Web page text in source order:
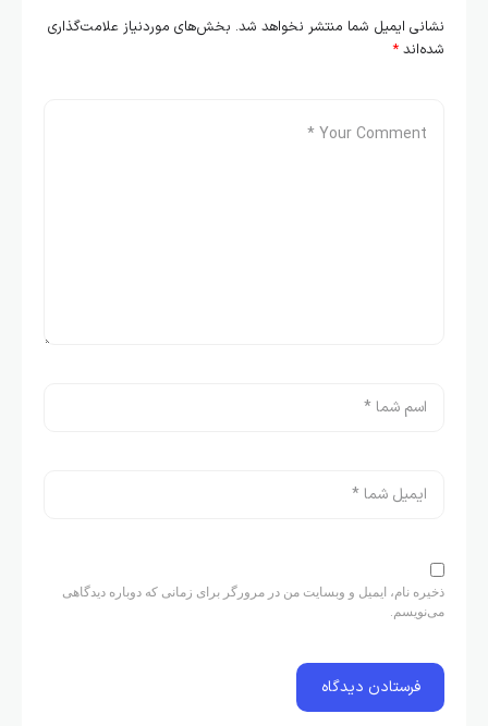
نشانی ایمیل شما منتشر نخواهد شد. بخش‌های موردنیاز علامت‌گذاری
شده‌اند *
ذخیره نام، ایمیل و وبسایت من در مرورگر برای زمانی که دوباره دیدگاهی
می‌نویسم.